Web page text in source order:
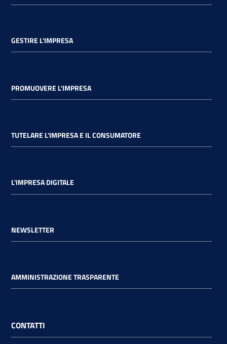
GESTIRE L'IMPRESA
PROMUOVERE L'IMPRESA
TUTELARE L'IMPRESA E IL CONSUMATORE
L'IMPRESA DIGITALE
NEWSLETTER
AMMINISTRAZIONE TRASPARENTE
CONTATTI